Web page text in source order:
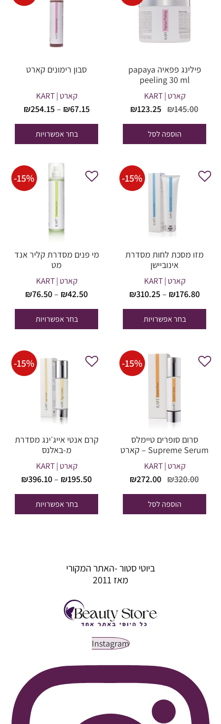
פילינג פפאיה papaya
peeling 30 ml
קארט | KART
₪145.00
המחיר
היה:
₪145.00.
₪123.25
הוספה לסל
סבון רימונים קארט
קארט | KART
₪67.15
–
₪254.15
⁦₪254.15⁩
בחר אפשרויות
-15%
מזו מסכת לחות מסדרת
אינוביישן
קארט | KART
₪176.80
–
₪310.25
בחר אפשרויות
-15%
מי פנים מסדרת קליר אנד
מט
קארט | KART
₪42.50
–
₪76.50
בחר אפשרויות
-15%
סרום סופרים טיימלס
Supreme Serum – קארט
קארט | KART
₪320.00
המחיר
היה:
₪320.00.
₪272.00
הוספה לסל
-15%
קרם אנטי אייג׳ינג מסדרת
מ-באלנס
קארט | KART
₪195.50
–
₪396.10
בחר אפשרויות
ביוטי סטור -האתר המקורי
מאז 2011
Instagram